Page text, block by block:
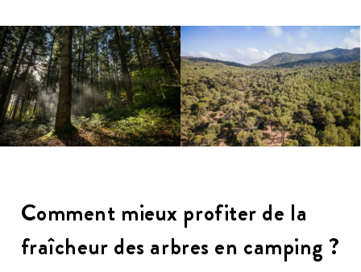
Comment mieux profiter de la
fraîcheur des arbres en camping ?